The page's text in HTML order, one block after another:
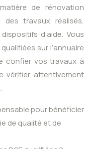
de rénovation
travaux réalisés,
d’aide. Vous
sur l’annuaire
confier vos travaux à
vérifier attentivement
pour bénéficier
de qualité et de